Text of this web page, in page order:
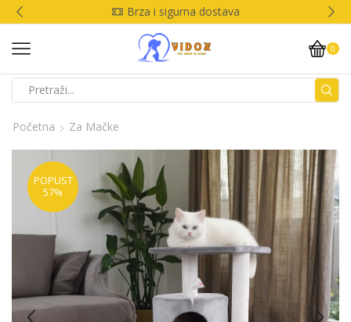
Brza i sigurna dostava
0
Početna Za Mačke
POPUST
57%